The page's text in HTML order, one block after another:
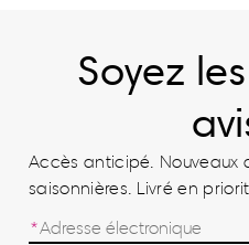
Soyez
Accès anticipé. Nouveaux
saisonnières. Livré en